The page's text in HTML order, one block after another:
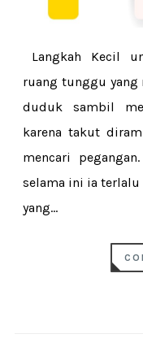
Langkah Kecil
ruang tunggu yang
duduk sambil
karena takut
mencari
selama ini ia terlalu
yang...